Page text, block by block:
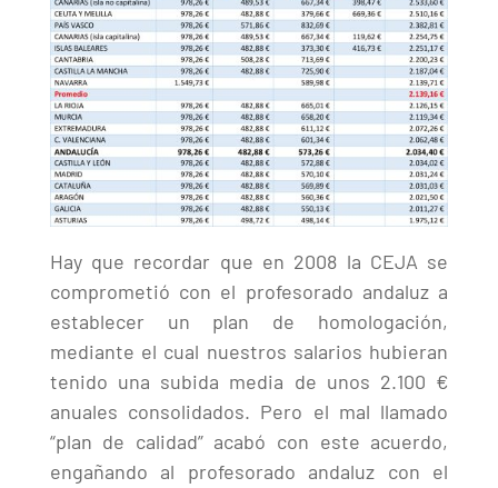
Hay que recordar que en 2008 la CEJA se
comprometió con el profesorado andaluz a
establecer un plan de homologación,
mediante el cual nuestros salarios hubieran
tenido una subida media de unos 2.100 €
anuales consolidados. Pero el mal llamado
“plan de calidad” acabó con este acuerdo,
engañando al profesorado andaluz con el